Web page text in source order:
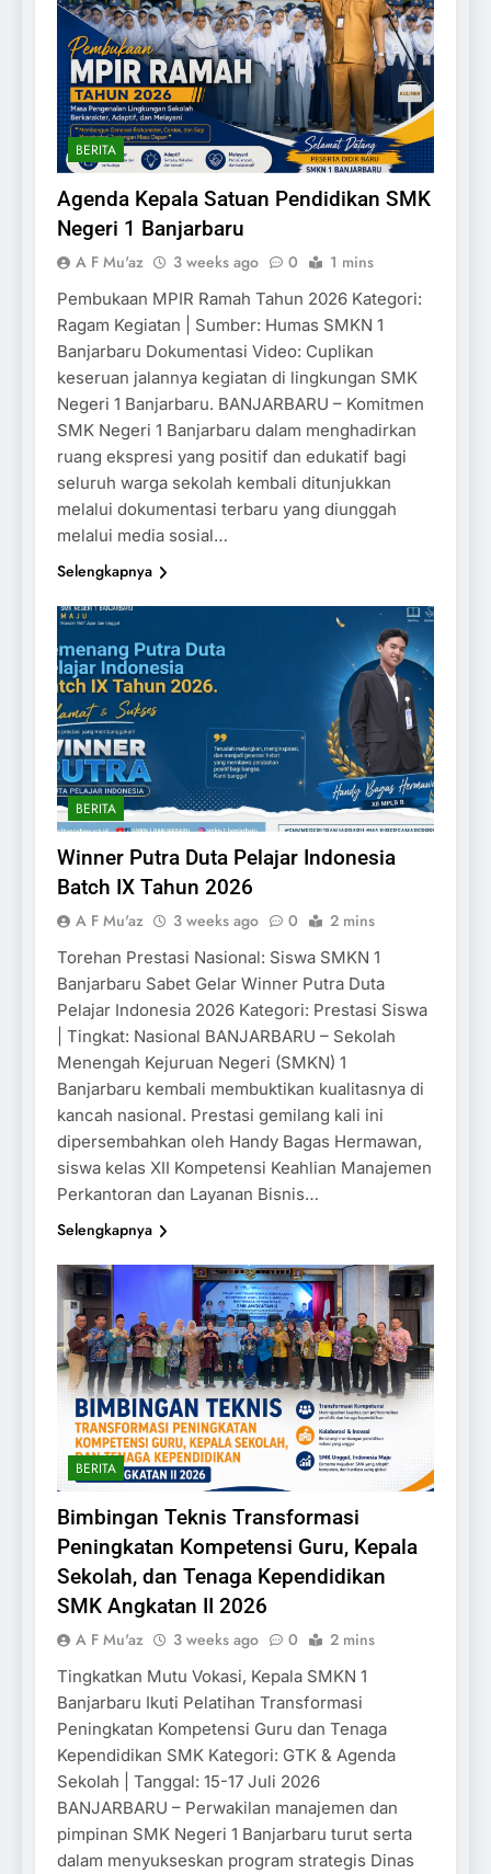
BERITA
Agenda Kepala Satuan Pendidikan SMK
Negeri 1 Banjarbaru
A F Mu'az 3 weeks ago 0 1 mins
Pembukaan MPIR Ramah Tahun 2026 Kategori:
Ragam Kegiatan | Sumber: Humas SMKN 1
Banjarbaru Dokumentasi Video: Cuplikan
keseruan jalannya kegiatan di lingkungan SMK
Negeri 1 Banjarbaru. BANJARBARU – Komitmen
SMK Negeri 1 Banjarbaru dalam menghadirkan
ruang ekspresi yang positif dan edukatif bagi
seluruh warga sekolah kembali ditunjukkan
melalui dokumentasi terbaru yang diunggah
melalui media sosial…
Selengkapnya
BERITA
Winner Putra Duta Pelajar Indonesia
Batch IX Tahun 2026
A F Mu'az 3 weeks ago 0 2 mins
Torehan Prestasi Nasional: Siswa SMKN 1
Banjarbaru Sabet Gelar Winner Putra Duta
Pelajar Indonesia 2026 Kategori: Prestasi Siswa
| Tingkat: Nasional BANJARBARU – Sekolah
Menengah Kejuruan Negeri (SMKN) 1
Banjarbaru kembali membuktikan kualitasnya di
kancah nasional. Prestasi gemilang kali ini
dipersembahkan oleh Handy Bagas Hermawan,
siswa kelas XII Kompetensi Keahlian Manajemen
Perkantoran dan Layanan Bisnis…
Selengkapnya
BERITA
Bimbingan Teknis Transformasi
Peningkatan Kompetensi Guru, Kepala
Sekolah, dan Tenaga Kependidikan
SMK Angkatan II 2026
A F Mu'az 3 weeks ago 0 2 mins
Tingkatkan Mutu Vokasi, Kepala SMKN 1
Banjarbaru Ikuti Pelatihan Transformasi
Peningkatan Kompetensi Guru dan Tenaga
Kependidikan SMK Kategori: GTK & Agenda
Sekolah | Tanggal: 15-17 Juli 2026
BANJARBARU – Perwakilan manajemen dan
pimpinan SMK Negeri 1 Banjarbaru turut serta
dalam menyukseskan program strategis Dinas